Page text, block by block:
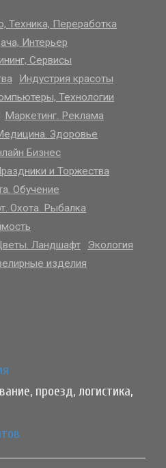
Техника, Переработка
Интерьер
Сервисы
Индустрия красоты
Технологии
Маркетинг. Реклама
Здоровье
Бизнес
и Торжества
Обучение
Охота. Рыбалка
Ландшафт
Экология
изделия
проезд, логистика,